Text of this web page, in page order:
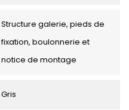
Structure galerie, pieds de
fixation, boulonnerie et
notice de montage
Gris